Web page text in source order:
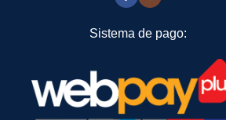
Sistema de pago: